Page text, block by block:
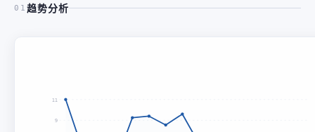
01 趋势分析
11
9